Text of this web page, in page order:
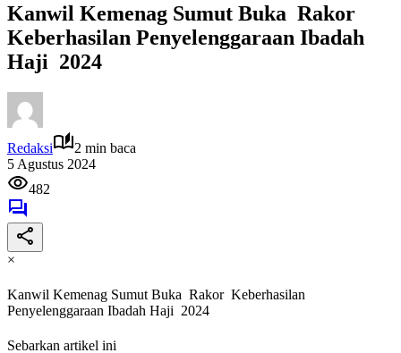
Kanwil Kemenag Sumut Buka Rakor
Keberhasilan Penyelenggaraan Ibadah
Haji 2024
Redaksi
2 min baca
5 Agustus 2024
482
×
Kanwil Kemenag Sumut Buka Rakor Keberhasilan
Penyelenggaraan Ibadah Haji 2024
Sebarkan artikel ini